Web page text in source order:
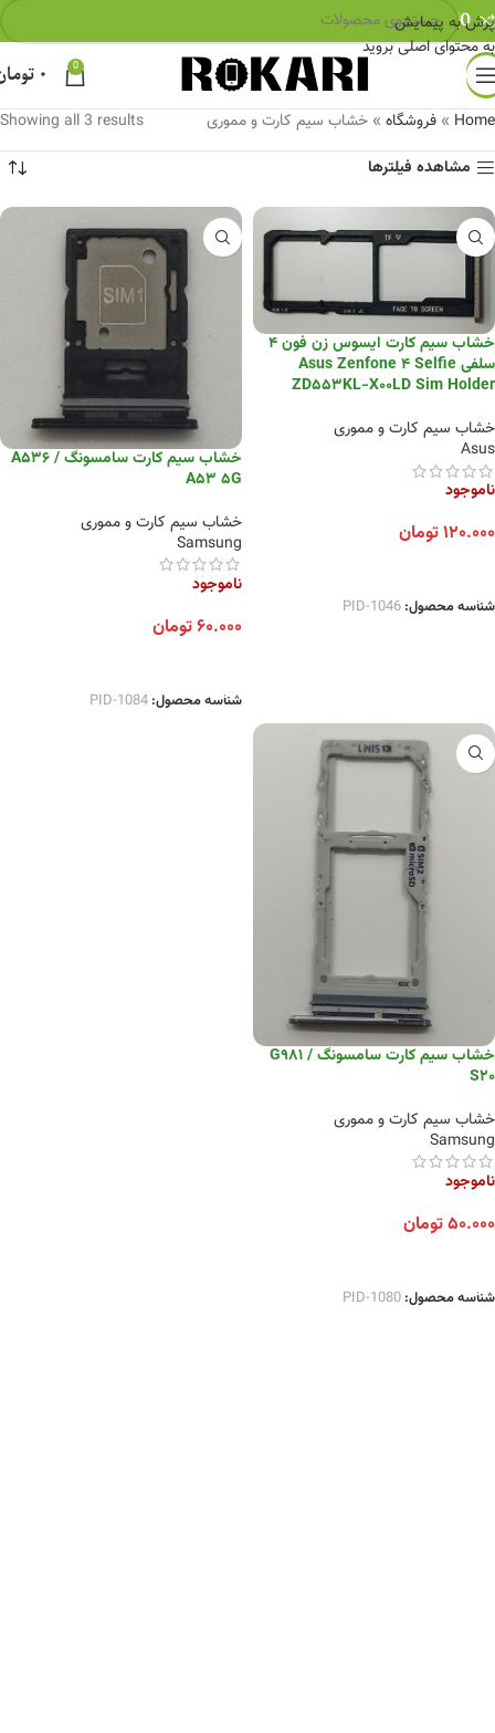
پرش به پیمایش
به محتوای اصلی بروید
0
0 ۰
Home
» فروشگاه » خشاب سیم کارت و مموری
Showing all 3 results
مشاهده فیلترها
خشاب سیم کارت ایسوس زن فون 4
سلفی Asus Zenfone 4 Selfie
ZD553KL-X00LD Sim Holder
خشاب سیم کارت و مموری
Asus
ناموجود
۱۲۰.۰۰۰تومان
شناسه محصول: PID-1046
خشاب سیم کارت سامسونگ A536 /
A53 5G
خشاب سیم کارت و مموری
Samsung
ناموجود
۶۰.۰۰۰تومان
شناسه محصول: PID-1084
خشاب سیم کارت سامسونگ G981 /
S20
خشاب سیم کارت و مموری
Samsung
ناموجود
۵۰.۰۰۰تومان
شناسه محصول: PID-1080